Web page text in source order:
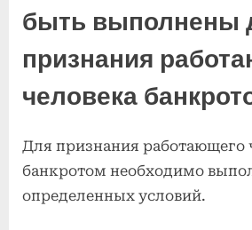
быть выполнены
признания
человека
Для признания работающего
банкротом необходимо
определенных условий.